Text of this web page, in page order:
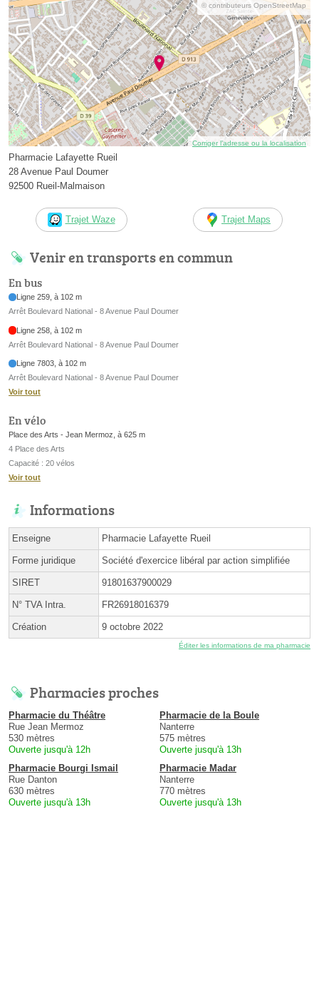
© contributeurs OpenStreetMap
Corriger l’adresse ou la localisation
Pharmacie Lafayette Rueil
28 Avenue Paul Doumer
92500 Rueil-Malmaison
Trajet Waze Trajet Maps
Venir en transports en commun
En bus
Ligne 259, à 102 m
Arrêt Boulevard National - 8 Avenue Paul Doumer
Ligne 258, à 102 m
Arrêt Boulevard National - 8 Avenue Paul Doumer
Ligne 7803, à 102 m
Arrêt Boulevard National - 8 Avenue Paul Doumer
Voir tout
En vélo
Place des Arts - Jean Mermoz, à 625 m
4 Place des Arts
Capacité : 20 vélos
Voir tout
Informations
Enseigne Pharmacie Lafayette Rueil
Forme juridique Société d'exercice libéral par action simplifiée
SIRET 91801637900029
N° TVA Intra. FR26918016379
Création 9 octobre 2022
Éditer les informations de ma pharmacie
Pharmacies proches
Pharmacie du Théâtre
Rue Jean Mermoz
530 mètres
Ouverte jusqu'à 12h
Pharmacie de la Boule
Nanterre
575 mètres
Ouverte jusqu'à 13h
Pharmacie Bourgi Ismail
Rue Danton
630 mètres
Ouverte jusqu'à 13h
Pharmacie Madar
Nanterre
770 mètres
Ouverte jusqu'à 13h